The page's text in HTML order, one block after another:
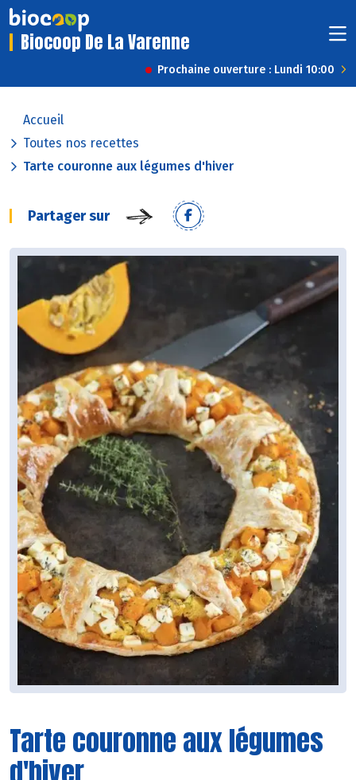
Biocoop De La Varenne
Prochaine ouverture : Lundi 10:00
Accueil
Toutes nos recettes
Tarte couronne aux légumes d'hiver
Partager sur
Tarte couronne aux légumes